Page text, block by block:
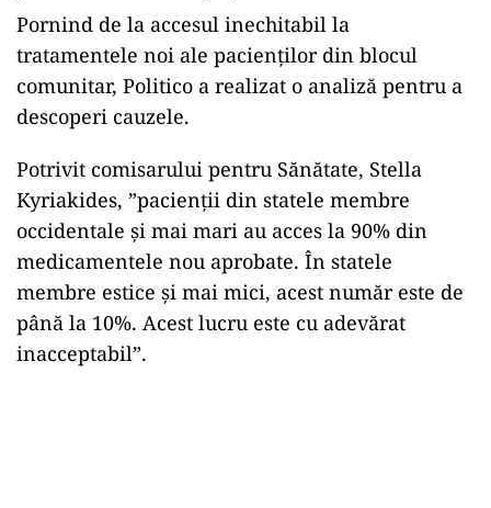
Pornind de la accesul inechitabil la
tratamentele noi ale pacienților din blocul
comunitar, Politico a realizat o analiză pentru a
descoperi cauzele.
Potrivit comisarului pentru Sănătate, Stella
Kyriakides, ”pacienții din statele membre
occidentale și mai mari au acces la 90% din
medicamentele nou aprobate. În statele
membre estice și mai mici, acest număr este de
până la 10%. Acest lucru este cu adevărat
inacceptabil”.